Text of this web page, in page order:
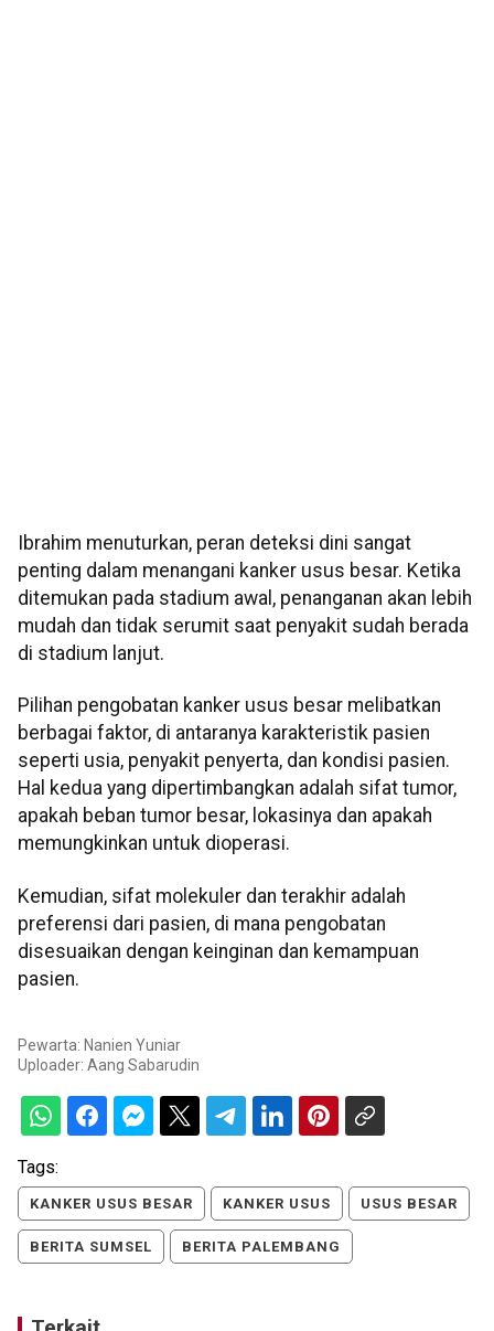
Ibrahim menuturkan, peran deteksi dini sangat
penting dalam menangani kanker usus besar. Ketika
ditemukan pada stadium awal, penanganan akan lebih
mudah dan tidak serumit saat penyakit sudah berada
di stadium lanjut.
Pilihan pengobatan kanker usus besar melibatkan
berbagai faktor, di antaranya karakteristik pasien
seperti usia, penyakit penyerta, dan kondisi pasien.
Hal kedua yang dipertimbangkan adalah sifat tumor,
apakah beban tumor besar, lokasinya dan apakah
memungkinkan untuk dioperasi.
Kemudian, sifat molekuler dan terakhir adalah
preferensi dari pasien, di mana pengobatan
disesuaikan dengan keinginan dan kemampuan
pasien.
Pewarta: Nanien Yuniar
Uploader: Aang Sabarudin
Tags:
KANKER USUS BESAR KANKER USUS USUS BESAR
BERITA SUMSEL BERITA PALEMBANG